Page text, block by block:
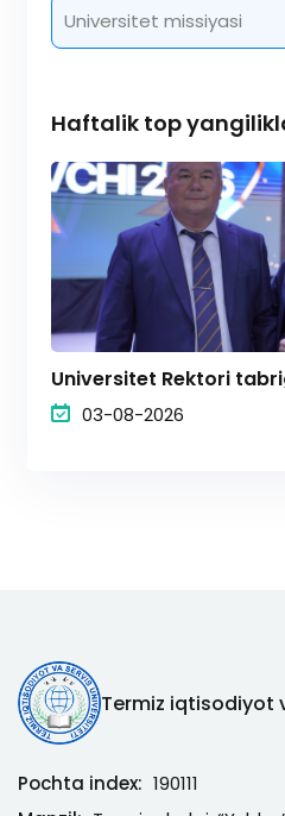
Universitet missiyasi
Haftalik top
Universitet Rektori
03-08-2026
Termiz iqtisodiyot
Pochta index: 190111